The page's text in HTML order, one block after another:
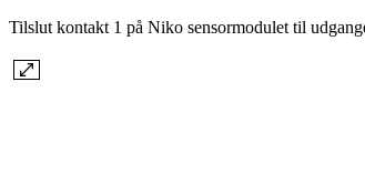
Tilslut kontakt 1 på Niko sensormodulet til